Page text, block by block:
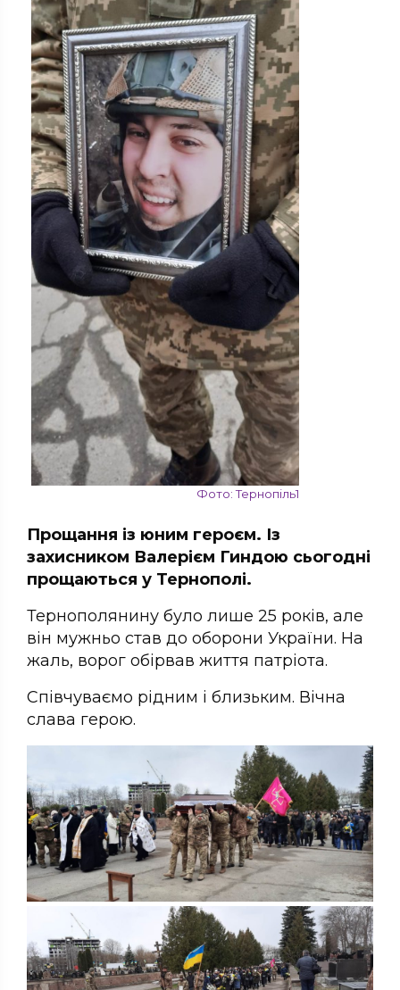
Фото: Тернопіль1
Прощання із юним героєм. Із
захисником Валерієм Гиндою сьогодні
прощаються у Тернополі.
Тернополянину було лише 25 років, але
він мужньо став до оборони України. На
жаль, ворог обірвав життя патріота.
Співчуваємо рідним і близьким. Вічна
слава герою.